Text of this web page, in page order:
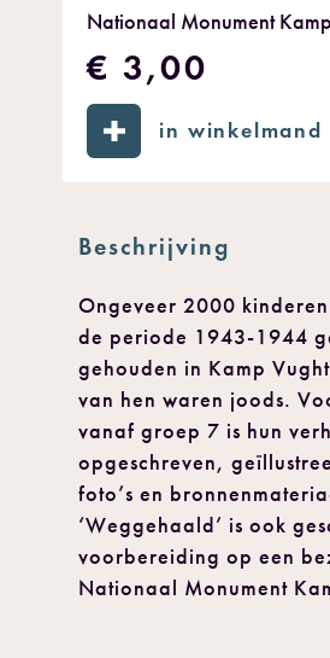
Nationaal Monument
€ 3,00
in winkelmand
Beschrijving
Ongeveer 2000
de periode 1943-1944
gehouden in Kamp
van hen waren joods.
vanaf groep 7 is hun
opgeschreven,
foto’s en
‘Weggehaald’ is ook
voorbereiding op een
Nationaal Monument